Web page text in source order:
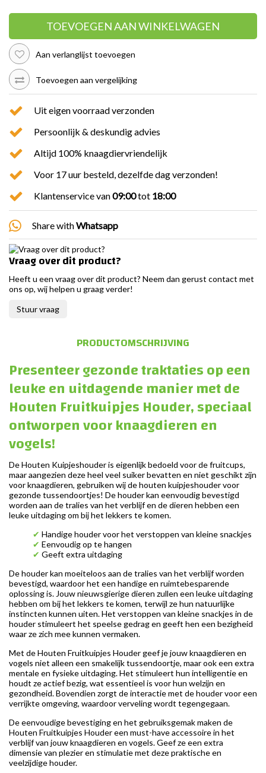
TOEVOEGEN AAN WINKELWAGEN
Aan verlanglijst toevoegen
Toevoegen aan vergelijking
Uit eigen voorraad verzonden
Persoonlijk & deskundig advies
Altijd 100% knaagdiervriendelijk
Voor 17 uur besteld, dezelfde dag verzonden!
Klantenservice van09:00tot 18:00
Share withWhatsapp
Vraag over dit product?
Heeft u een vraag over dit product? Neem dan gerust contact met
ons op, wij helpen u graag verder!
Stuur vraag
PRODUCTOMSCHRIJVING
Presenteer gezonde traktaties op een
leuke en uitdagende manier met de
Houten Fruitkuipjes Houder, speciaal
ontworpen voor knaagdieren en
vogels!
De Houten Kuipjeshouder is eigenlijk bedoeld voor de fruitcups,
maar aangezien deze heel veel suiker bevatten en niet geschikt zijn
voor knaagdieren, gebruiken wij de houten kuipjeshouder voor
gezonde tussendoortjes! De houder kan eenvoudig bevestigd
worden aan de tralies van het verblijf en de dieren hebben een
leuke uitdaging om bij het lekkers te komen.
✔ Handige houder voor het verstoppen van kleine snackjes
✔ Eenvoudig op te hangen
✔ Geeft extra uitdaging
De houder kan moeiteloos aan de tralies van het verblijf worden
bevestigd, waardoor het een handige en ruimtebesparende
oplossing is. Jouw nieuwsgierige dieren zullen een leuke uitdaging
hebben om bij het lekkers te komen, terwijl ze hun natuurlijke
instincten kunnen uiten. Het verstoppen van kleine snackjes in de
houder stimuleert het speelse gedrag en geeft hen een bezigheid
waar ze zich mee kunnen vermaken.
Met de Houten Fruitkuipjes Houder geef je jouw knaagdieren en
vogels niet alleen een smakelijk tussendoortje, maar ook een extra
mentale en fysieke uitdaging. Het stimuleert hun intelligentie en
houdt ze actief bezig, wat essentieel is voor hun welzijn en
gezondheid. Bovendien zorgt de interactie met de houder voor een
verrijkte omgeving, waardoor verveling wordt tegengegaan.
De eenvoudige bevestiging en het gebruiksgemak maken de
Houten Fruitkuipjes Houder een must-have accessoire in het
verblijf van jouw knaagdieren en vogels. Geef ze een extra
dimensie van plezier en stimulatie met deze praktische en
veelzijdige houder.